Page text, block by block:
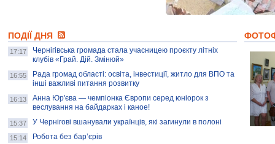
колекцію про війну, емоції та тварин
AB InBev Efes Україна підтримала
навчальний проєкт "Молодіжна бізнес-
школа", спрямований на розвиток
підприємництва у Чернігівській області
Золота тварина: видання Forbes
написало про чернігівця Патрона: хто і
скільки на ньому заробляє? І куди
ПОДІЇ ДНЯ
17:17
Чернігівська громада стала учасницею проєкту літніх
клубів «Грай. Дій. Змінюй»
16:55
Рада громад області: освіта, інвестиції, житло для ВПО та
інші важливі питання розвитку
16:13
Анна Юр'єва — чемпіонка Європи серед юніорок з
веслування на байдарках і каное!
15:37 У Чернігові вшанували українців, які загинули в полоні
15:14 Робота без бар’єрів